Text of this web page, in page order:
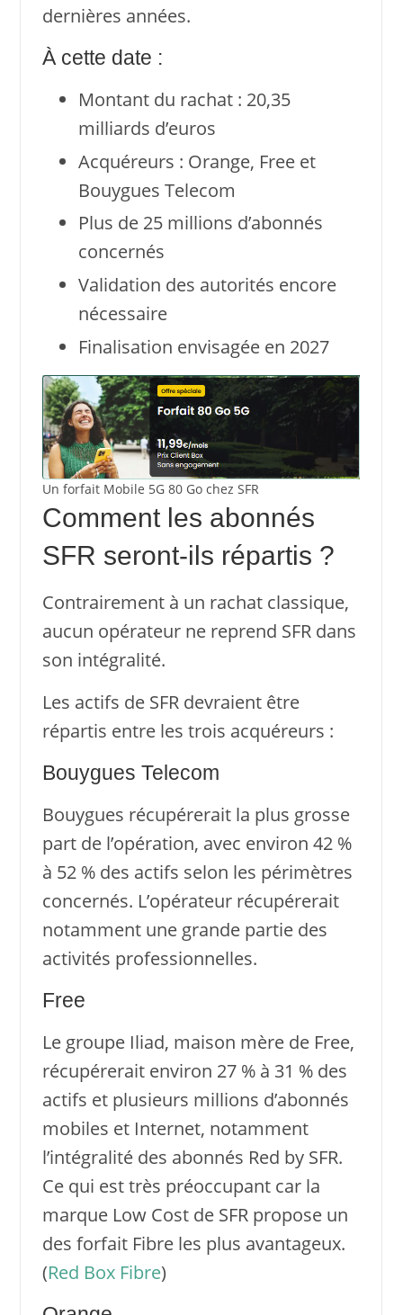
dernières années.
À cette date :
Montant du rachat : 20,35
milliards d’euros
Acquéreurs : Orange, Free et
Bouygues Telecom
Plus de 25 millions d’abonnés
concernés
Validation des autorités encore
nécessaire
Finalisation envisagée en 2027
Un forfait Mobile 5G 80 Go chez SFR
Comment les abonnés
SFR seront-ils répartis ?
Contrairement à un rachat classique,
aucun opérateur ne reprend SFR dans
son intégralité.
Les actifs de SFR devraient être
répartis entre les trois acquéreurs :
Bouygues Telecom
Bouygues récupérerait la plus grosse
part de l’opération, avec environ 42 %
à 52 % des actifs selon les périmètres
concernés. L’opérateur récupérerait
notamment une grande partie des
activités professionnelles.
Free
Le groupe Iliad, maison mère de Free,
récupérerait environ 27 % à 31 % des
actifs et plusieurs millions d’abonnés
mobiles et Internet, notamment
l’intégralité des abonnés Red by SFR.
Ce qui est très préoccupant car la
marque Low Cost de SFR propose un
des forfait Fibre les plus avantageux.
(Red Box Fibre)